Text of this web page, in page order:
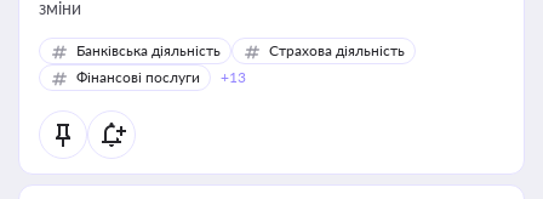
зміни
Банківська діяльність
Страхова діяльність
Фінансові послуги
+13